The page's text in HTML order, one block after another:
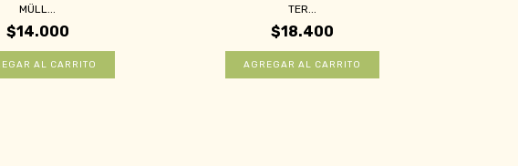
MÜLL...
$14.000
TER...
$18.400